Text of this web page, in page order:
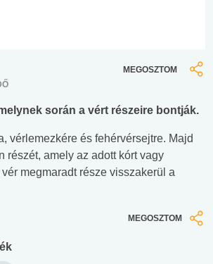
MEGOSZTOM
során a vért részeire bontják.
vérlemezkére és fehérvérsejtre. Majd
részét, amely az adott kórt vagy
megmaradt része visszakerül a
MEGOSZTOM